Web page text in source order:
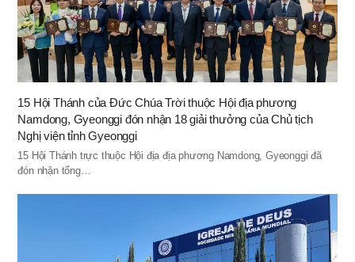
15 Hội Thánh của Ðức Chúa Trời thuộc Hội địa phương
Namdong, Gyeonggi đón nhận 18 giải thưởng của Chủ tịch
Nghị viện tỉnh Gyeonggi
15 Hội Thánh trực thuộc Hội địa địa phương Namdong, Gyeonggi đã
đón nhận tổng…